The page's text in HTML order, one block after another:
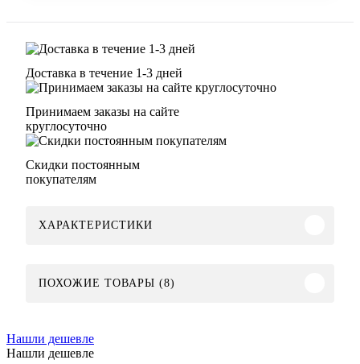
Доставка в течение 1-3 дней
Принимаем заказы на сайте
круглосуточно
Скидки постоянным
покупателям
ХАРАКТЕРИСТИКИ
ПОХОЖИЕ ТОВАРЫ (8)
Нашли дешевле
Нашли дешевле